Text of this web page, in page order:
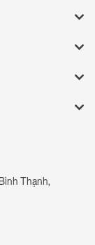
Thạnh,